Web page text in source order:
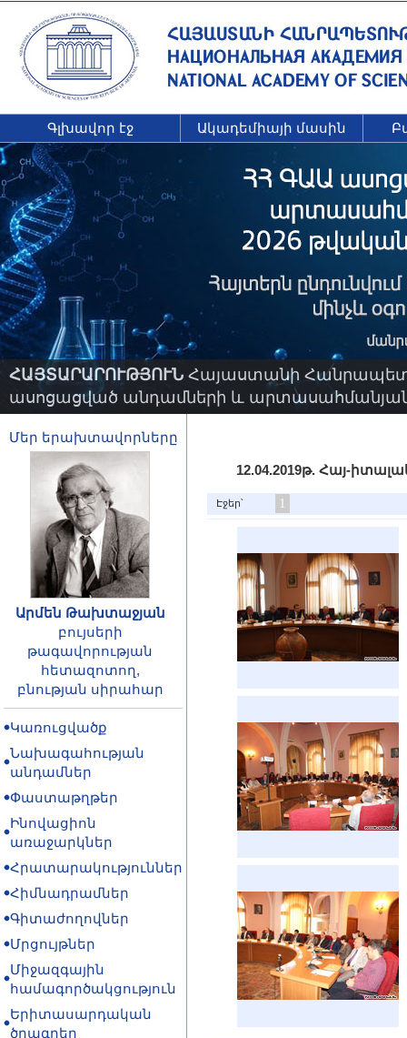
Գլխավոր էջ Ակադեմիայի մասին
ՀԱՅՏԱՐԱՐՈՒԹՅՈՒՆ Հայաստանի
ասոցացված անդամների և արտասահմանյան
Մեր երախտավորները
Արմեն Թախտաջյան
բույսերի
թագավորության
հետազոտող,
բնության սիրահար
Կառուցվածք
Նախագահության
անդամներ
Փաստաթղթեր
Ինովացիոն
առաջարկներ
Հրատարակություններ
Հիմնադրամներ
Գիտաժողովներ
Մրցույթներ
Միջազգային
համագործակցություն
Երիտասարդական
ծրագրեր
12.04.2019թ. Հայ-
Էջեր՝ 1